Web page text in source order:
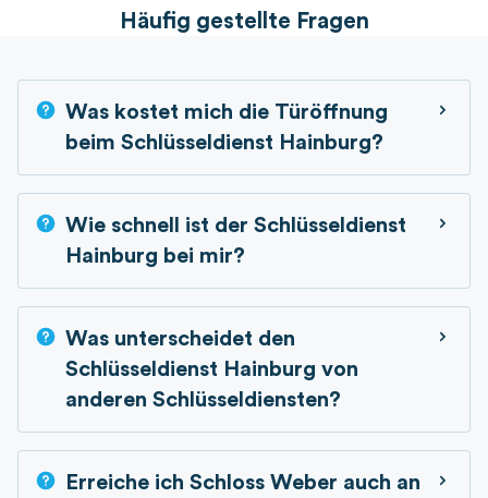
Häufig gestellte Fragen
Was kostet mich die Türöffnung
beim Schlüsseldienst Hainburg?
Wie schnell ist der Schlüsseldienst
Hainburg bei mir?
Was unterscheidet den
Schlüsseldienst Hainburg von
anderen Schlüsseldiensten?
Erreiche ich Schloss Weber auch an